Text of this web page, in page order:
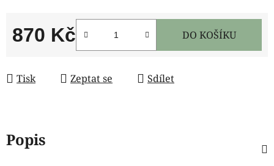
870 Kč DO KOŠÍKU
Tisk Zeptat se Sdílet
Popis